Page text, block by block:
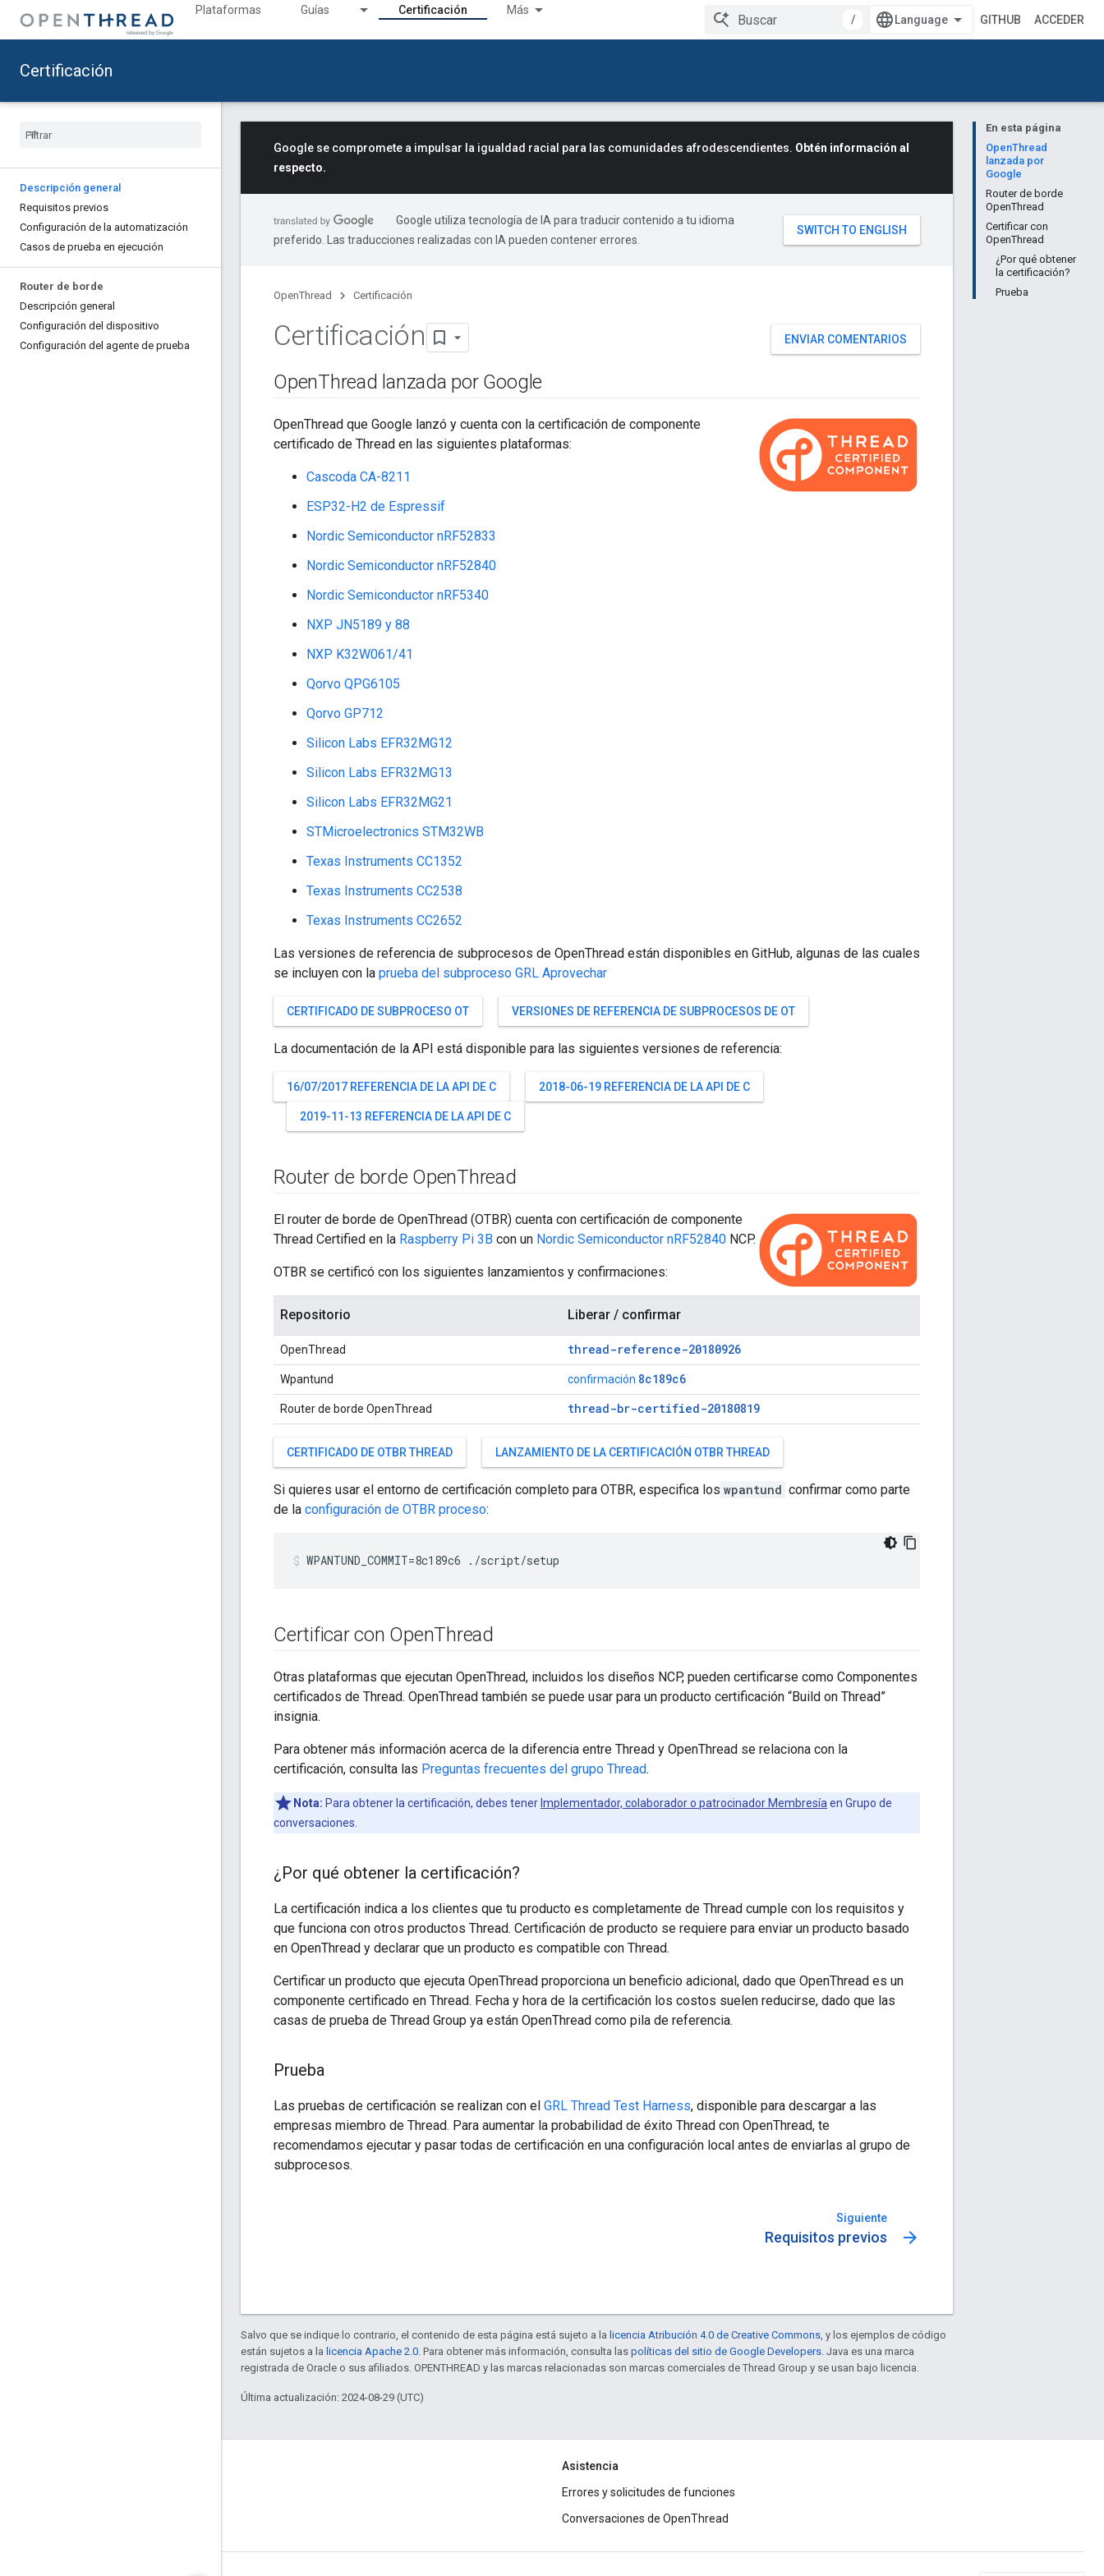
Plataformas Guías Certificación Más
/ GITHUB ACCEDER
Certificación
Descripción general
Requisitos previos
Configuración de la automatización
Casos de prueba en ejecución
Router de borde
Descripción general
Configuración del dispositivo
Configuración del agente de prueba
En esta página
OpenThread
lanzada por
Google
Router de borde
OpenThread
Certificar con
OpenThread
¿Por qué obtener
la certificación?
Prueba
Google se compromete a impulsar la igualdad racial para las comunidades afrodescendientes. Obtén información al
respecto.
Google utiliza tecnología de IA para traducir contenido a tu idioma
preferido. Las traducciones realizadas con IA pueden contener errores.
OpenThread Certificación
ENVIAR COMENTARIOS
Certificación
OpenThread lanzada por Google
OpenThread que Google lanzó y cuenta con la certificación de componente
certificado de Thread en las siguientes plataformas:
Cascoda CA-8211
ESP32-H2 de Espressif
Nordic Semiconductor nRF52833
Nordic Semiconductor nRF52840
Nordic Semiconductor nRF5340
NXP JN5189 y 88
NXP K32W061/41
Qorvo QPG6105
Qorvo GP712
Silicon Labs EFR32MG12
Silicon Labs EFR32MG13
Silicon Labs EFR32MG21
STMicroelectronics STM32WB
Texas Instruments CC1352
Texas Instruments CC2538
Texas Instruments CC2652
Las versiones de referencia de subprocesos de OpenThread están disponibles en GitHub, algunas de las cuales
se incluyen con la prueba del subproceso GRL Aprovechar
CERTIFICADO DE SUBPROCESO OT VERSIONES DE REFERENCIA DE SUBPROCESOS DE OT
La documentación de la API está disponible para las siguientes versiones de referencia:
16/07/2017 REFERENCIA DE LA API DE C 2018-06-19 REFERENCIA DE LA API DE C
2019-11-13 REFERENCIA DE LA API DE C
Router de borde OpenThread
El router de borde de OpenThread (OTBR) cuenta con certificación de componente
Thread Certified en la Raspberry Pi 3B con un Nordic Semiconductor nRF52840 NCP.
OTBR se certificó con los siguientes lanzamientos y confirmaciones:
Repositorio Liberar / confirmar
OpenThread thread-reference-20180926
Wpantund confirmación 8c189c6
Router de borde OpenThread thread-br-certified-20180819
CERTIFICADO DE OTBR THREAD LANZAMIENTO DE LA CERTIFICACIÓN OTBR THREAD
Si quieres usar el entorno de certificación completo para OTBR, especifica los wpantund confirmar como parte
de la configuración de OTBR proceso:
WPANTUND_COMMIT=8c189c6 ./script/setup
Certificar con OpenThread
Otras plataformas que ejecutan OpenThread, incluidos los diseños NCP, pueden certificarse como Componentes
certificados de Thread. OpenThread también se puede usar para un producto certificación “Build on Thread”
insignia.
Para obtener más información acerca de la diferencia entre Thread y OpenThread se relaciona con la
certificación, consulta las Preguntas frecuentes del grupo Thread.
Nota: Para obtener la certificación, debes tener Implementador, colaborador o patrocinador Membresía en Grupo de
conversaciones.
¿Por qué obtener la certificación?
La certificación indica a los clientes que tu producto es completamente de Thread cumple con los requisitos y
que funciona con otros productos Thread. Certificación de producto se requiere para enviar un producto basado
en OpenThread y declarar que un producto es compatible con Thread.
Certificar un producto que ejecuta OpenThread proporciona un beneficio adicional, dado que OpenThread es un
componente certificado en Thread. Fecha y hora de la certificación los costos suelen reducirse, dado que las
casas de prueba de Thread Group ya están OpenThread como pila de referencia.
Prueba
Las pruebas de certificación se realizan con el GRL Thread Test Harness, disponible para descargar a las
empresas miembro de Thread. Para aumentar la probabilidad de éxito Thread con OpenThread, te
recomendamos ejecutar y pasar todas de certificación en una configuración local antes de enviarlas al grupo de
subprocesos.
Siguiente
Requisitos previos arrow_forward
Salvo que se indique lo contrario, el contenido de esta página está sujeto a la licencia Atribución 4.0 de Creative Commons, y los ejemplos de código
están sujetos a la licencia Apache 2.0. Para obtener más información, consulta las políticas del sitio de Google Developers. Java es una marca
registrada de Oracle o sus afiliados. OPENTHREAD y las marcas relacionadas son marcas comerciales de Thread Group y se usan bajo licencia.
Última actualización: 2024-08-29 (UTC)
Asistencia
Errores y solicitudes de funciones
Conversaciones de OpenThread